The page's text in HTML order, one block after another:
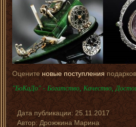
Оценитеновые поступления
"БоКаДо" - Богатство, Качество,
Дата публикации:25.11.2017
Автор: Дрожжина Марина